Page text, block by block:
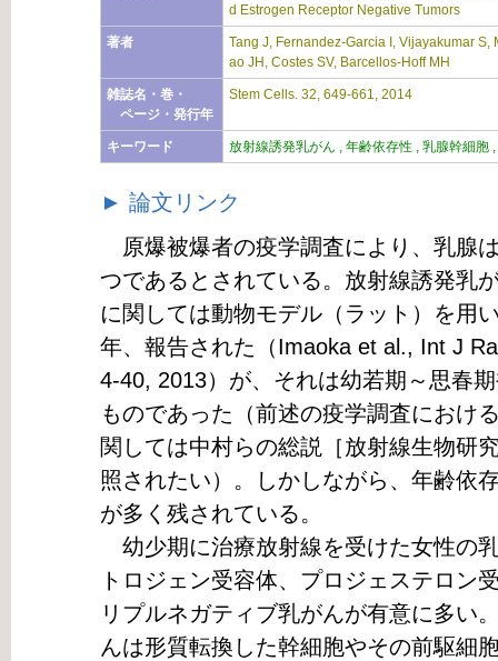
d Estrogen Receptor Negative Tumors
著者
Tang J, Fernandez-Garcia I, Vijayakumar
ao JH, Costes SV, Barcellos-Hoff MH
雑誌名・巻・
ページ・発行年
Stem Cells. 32, 649-661, 2014
キーワード 放射線誘発乳がん , 年齢依存性 , 乳腺幹細胞
► 論文リンク
原爆被爆者の疫学調査により、乳腺
つであるとされている。放射線誘発乳
に関しては動物モデル（ラット）を用
年、報告された（Imaoka et al., Int J
4-40, 2013）が、それは幼若期～思春
ものであった（前述の疫学調査におけ
関しては中村らの総説［放射線生物研
照されたい）。しかしながら、年齢依
が多く残されている。
幼少期に治療放射線を受けた女性の
トロジェン受容体、プロジェステロン
リプルネガティブ乳がんが有意に多い
んは形質転換した幹細胞やその前駆細